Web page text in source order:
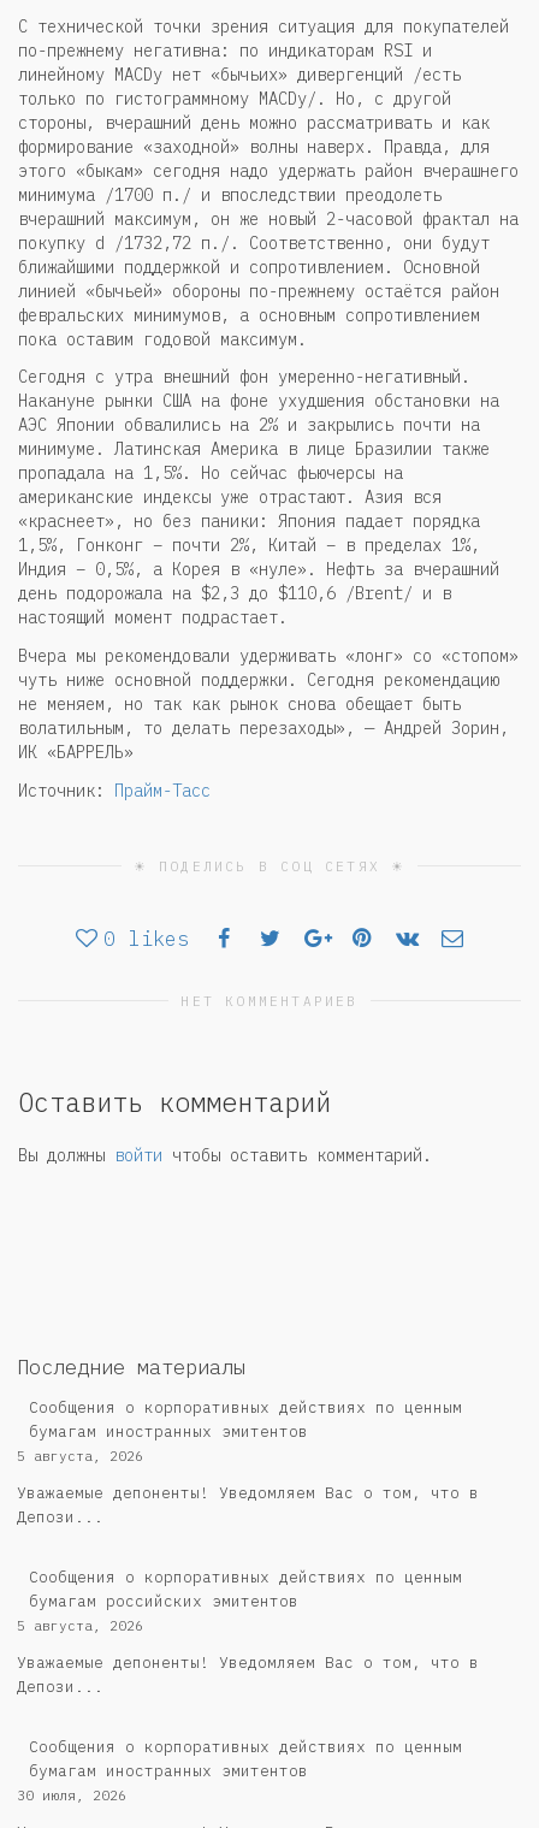
С технической точки зрения ситуация для покупателей
по-прежнему негативна: по индикаторам RSI и
линейному MACDу нет «бычьих» дивергенций /есть
только по гистограммному MACDу/. Но, с другой
стороны, вчерашний день можно рассматривать и как
формирование «заходной» волны наверх. Правда, для
этого «быкам» сегодня надо удержать район вчерашнего
минимума /1700 п./ и впоследствии преодолеть
вчерашний максимум, он же новый 2-часовой фрактал на
покупку d /1732,72 п./. Соответственно, они будут
ближайшими поддержкой и сопротивлением. Основной
линией «бычьей» обороны по-прежнему остаётся район
февральских минимумов, а основным сопротивлением
пока оставим годовой максимум.
Сегодня с утра внешний фон умеренно-негативный.
Накануне рынки США на фоне ухудшения обстановки на
АЭС Японии обвалились на 2% и закрылись почти на
минимуме. Латинская Америка в лице Бразилии также
пропадала на 1,5%. Но сейчас фьючерсы на
американские индексы уже отрастают. Азия вся
«краснеет», но без паники: Япония падает порядка
1,5%, Гонконг – почти 2%, Китай – в пределах 1%,
Индия – 0,5%, а Корея в «нуле». Нефть за вчерашний
день подорожала на $2,3 до $110,6 /Brent/ и в
настоящий момент подрастает.
Вчера мы рекомендовали удерживать «лонг» со «стопом»
чуть ниже основной поддержки. Сегодня рекомендацию
не меняем, но так как рынок снова обещает быть
волатильным, то делать перезаходы», — Андрей Зорин,
ИК «БАРРЕЛЬ»
Источник: Прайм-Тасс
☀ ПОДЕЛИСЬ В СОЦ СЕТЯХ ☀
0 likes
НЕТ КОММЕНТАРИЕВ
Оставить комментарий
Вы должны войти чтобы оставить комментарий.
Последние материалы
Сообщения о корпоративных действиях по ценным
бумагам иностранных эмитентов
5 августа, 2026
Уважаемые депоненты! Уведомляем Вас о том, что в
Депози...
Cообщения о корпоративных действиях по ценным
бумагам российских эмитентов
5 августа, 2026
Уважаемые депоненты! Уведомляем Вас о том, что в
Депози...
Сообщения о корпоративных действиях по ценным
бумагам иностранных эмитентов
30 июля, 2026